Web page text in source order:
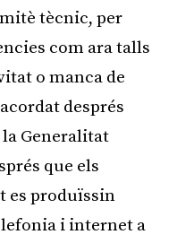
tècnic, per
com ara talls
o manca de
després
la Generalitat
que els
es produïssin
i internet a